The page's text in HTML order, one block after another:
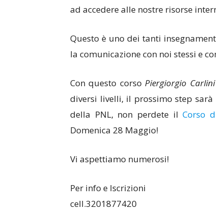
ad accedere alle nostre risorse
Questo è uno dei tanti
la comunicazione con noi stessi e
Con questo corsoPiergiorgio Carlini
diversi livelli, il prossimo step
della PNL, non perdete ilCorso
Domenica 28 Maggio!
Vi aspettiamo numerosi!
Per info e Iscrizioni
cell.3201877420